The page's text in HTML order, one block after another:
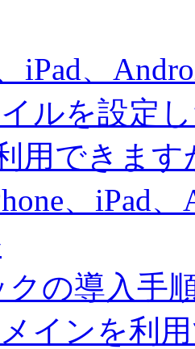
iPad、
ルを設定
用できます
、iPad
クの導入手
インを利